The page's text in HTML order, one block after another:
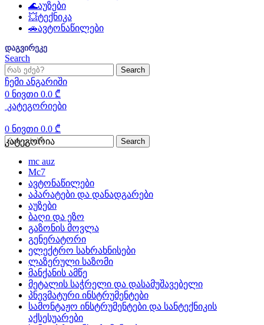
🌊აუზები
💥ტექნიკა
🚗ავტონაწილები
დაგვირეკე
Search
Search
ჩემი ანგარიში
0 ნივთი 0.0 ₾
კატეგორიები
0 ნივთი 0.0 ₾
Search
კატეგორია
mc auz
Mc7
ავტონაწილები
აპარატები და დანადგარები
აუზები
ბაღი და ეზო
გაზონის მოვლა
გენერატორი
ელექტრო სახრახნისები
ლაზერული საზომი
მანქანის ამწე
მეტალის საჭრელი და დასამუშავებელი
პნევმატური ინსტრუმენტები
სამონტაჟო ინსტრუმენტები და სანტექნიკის
აქსესუარები